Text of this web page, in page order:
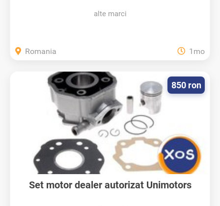
alte marci
Romania 1mo
Set motor dealer autorizat Unimotors
850 ron